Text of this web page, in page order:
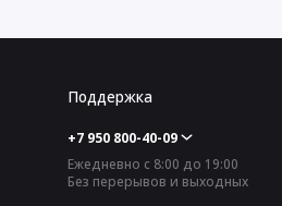
Поддержка
+7 950 800-40-09
Ежедневно с 8:00 до 19:00
Без перерывов и выходных